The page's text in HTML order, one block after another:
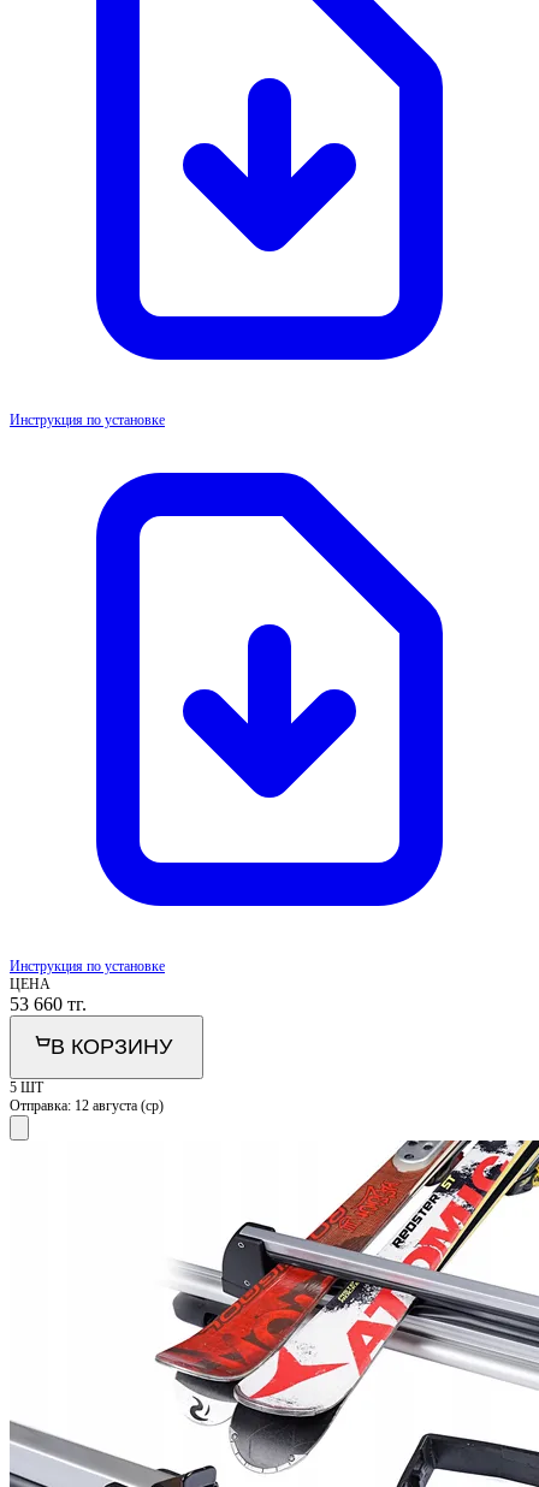
Инструкция по установке
Инструкция по установке
ЦЕНА
53 660 тг.
В КОРЗИНУ
5 ШТ
Отправка: 12 августа (ср)